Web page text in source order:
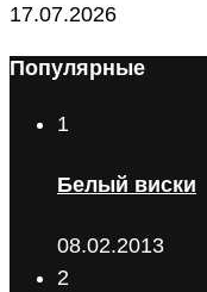
17.07.2026
Популярные
1
Белый виски
08.02.2013
2